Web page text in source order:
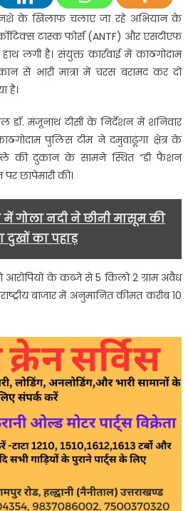
में
नशे
के
कारोबार
का
की
दुकान
से
में
के खिलाफ चलाए जा रहे अभियान के
टास्क फोर्स (ANTF) और एसटीएफ
लगी है। संयुक्त कार्रवाई में काठगोदाम
से भारी मात्रा में चरस बरामद कर दो
है।
डॉ. मंजूनाथ टीसी के निर्देशन में शनिवार
पुलिस टीम ने दमुवाढूंगा क्षेत्र के
की दुकान के सामने स्थित “डी फैशन
छापेमारी की।
में गोला नदी ने छीनी मासूम की
दुखों का पहाड़
आरोपियों के कब्जे से 5 किलो 2 ग्राम अवैध
बाजार में अनुमानित कीमत करीब 10